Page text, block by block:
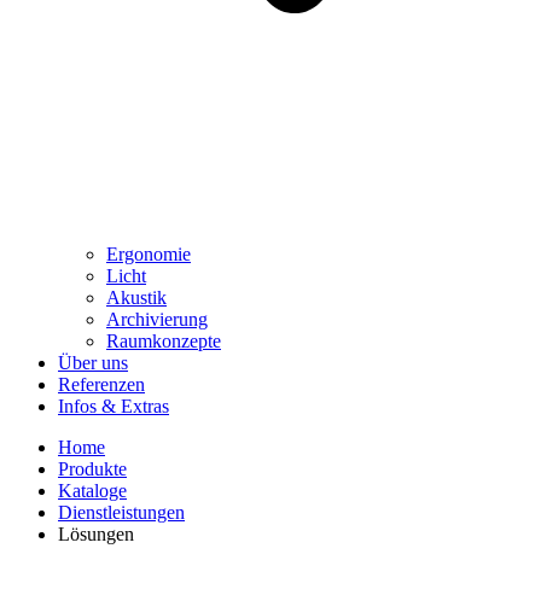
Ergonomie
Licht
Akustik
Archivierung
Raumkonzepte
Über uns
Referenzen
Infos & Extras
Home
Produkte
Kataloge
Dienstleistungen
Lösungen